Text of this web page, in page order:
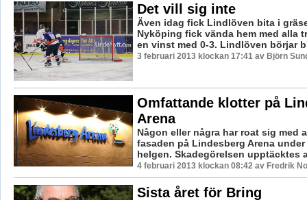
Det vill sig inte
Även idag fick Lindlöven bita i
Nyköping fick vända hem med alla
en vinst med 0-3. Lindlöven börjar
3 februari 2013 klockan 17:41 av Björn
Omfattande klotter på
Arena
Någon eller några har roat sig med
fasaden på Lindesberg Arena
helgen. Skadegörelsen upptäcktes
4 februari 2013 klockan 08:42 av Fredrik
Sista året för Bring